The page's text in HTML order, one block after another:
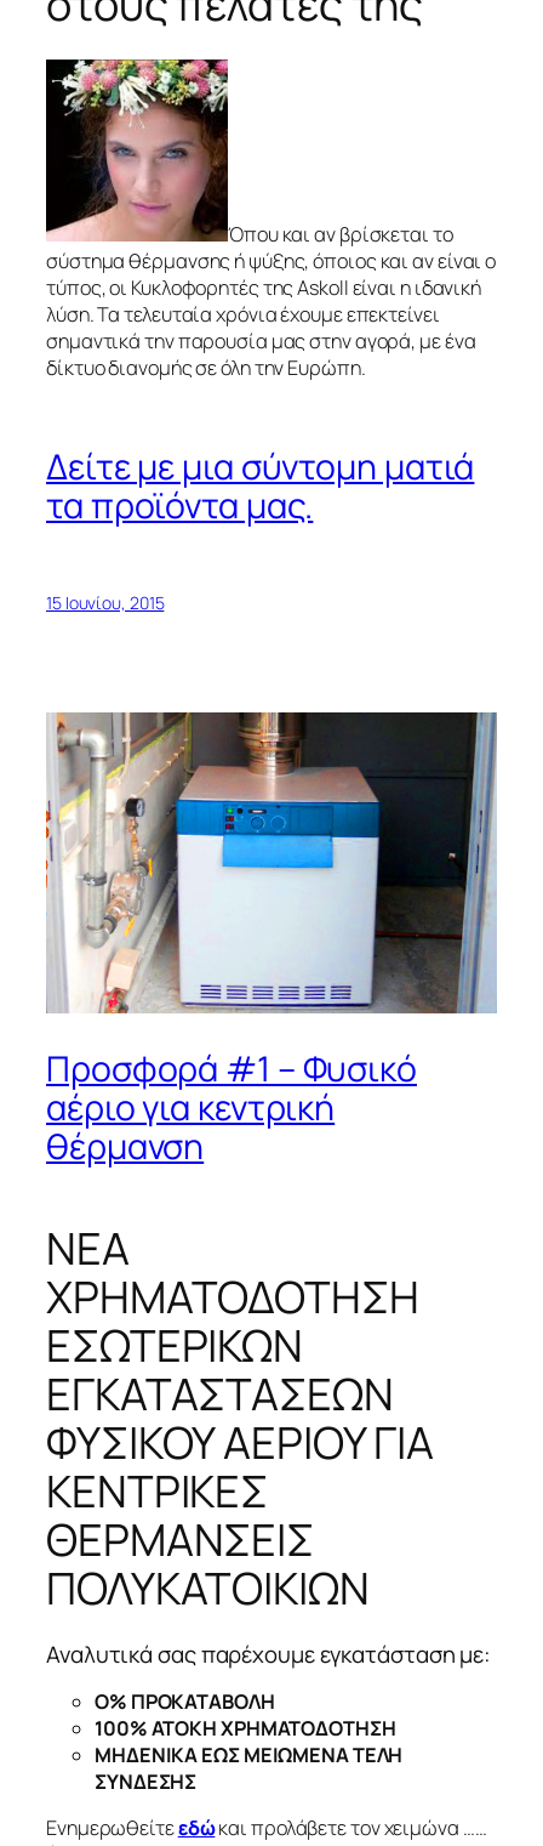
Όπου και αν βρίσκεται το
σύστημα θέρμανσης ή ψύξης, όποιος και αν είναι ο
τύπος, οι Κυκλοφορητές της Askoll είναι η ιδανική
λύση. Τα τελευταία χρόνια έχουμε επεκτείνει
σημαντικά την παρουσία μας στην αγορά, με ένα
δίκτυο διανομής σε όλη την Ευρώπη.
Δείτε με μια σύντομη ματιά
τα προϊόντα μας.
15 Ιουνίου, 2015
Προσφορά #1 – Φυσικό
αέριο για κεντρική
θέρμανση
ΝΕΑ
ΧΡΗΜΑΤΟΔΟΤΗΣΗ
ΕΣΩΤΕΡΙΚΩΝ
ΕΓΚΑΤΑΣΤΑΣΕΩΝ
ΦΥΣΙΚΟΥ ΑΕΡΙΟΥ ΓΙΑ
ΚΕΝΤΡΙΚΕΣ
ΘΕΡΜΑΝΣΕΙΣ
ΠΟΛΥΚΑΤΟΙΚΙΩΝ
Αναλυτικά σας παρέχουμε εγκατάσταση με:
Ο% ΠΡΟΚΑΤΑΒΟΛΗ
100% ΑΤΟΚΗ ΧΡΗΜΑΤΟΔΟΤΗΣΗ
ΜΗΔΕΝΙΚΑ ΕΩΣ ΜΕΙΩΜΕΝΑ ΤΕΛΗ
ΣΥΝΔΕΣΗΣ
Ενημερωθείτεεδώκαι προλάβετε τον χειμώνα ……